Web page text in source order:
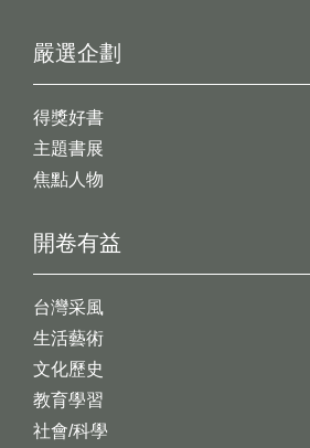
開卷有益
台灣采風
生活藝術
文化歷史
教育學習
社會/科學
嚴選企劃
得獎好書
主題書展
焦點人物